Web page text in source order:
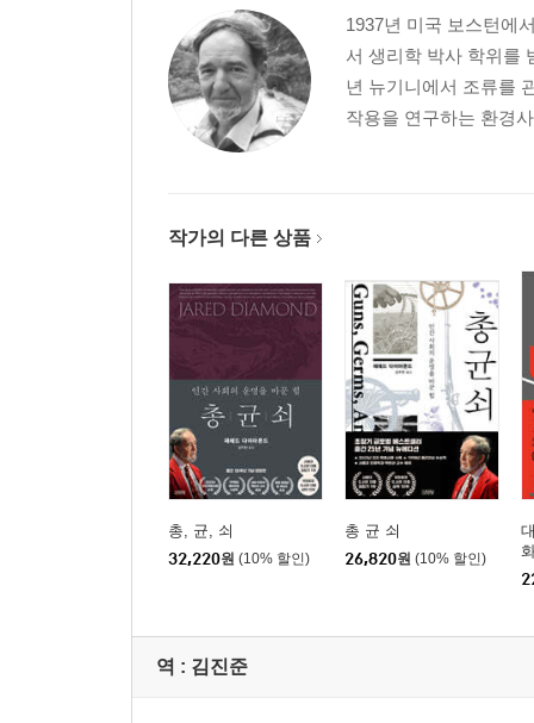
제15장 대륙간 불균형 이론과 원주민들이 낙후된
제16장 동아시아의 운명과 중국 문화의 확산
제17장 동아시아와 태평양 민족의 충돌
제18장 남북아메리카가 유라시아보다 낙후됐던 원
제19장 아프리카는 왜 흑인의 천지가 됐는가
추가 논문/ 일본인은 어디에서 왔는가
2003 후기/ 『총, 균, 쇠』 그 후의 이야기
찾아보기
1937년 미국 보스턴에
서 생리학 박사 학위를
년 뉴기니에서 조류를
작용을 연구하는 환경
작가의 다른 상품
총, 균, 쇠
32,220원 (10% 할인)
총 균 쇠
26,820원 (10% 할인)
역 : 김진준